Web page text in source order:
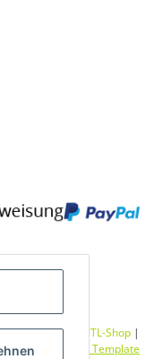
| Powered by JTL-Shop |
CLEARIX JTL-Shop Template